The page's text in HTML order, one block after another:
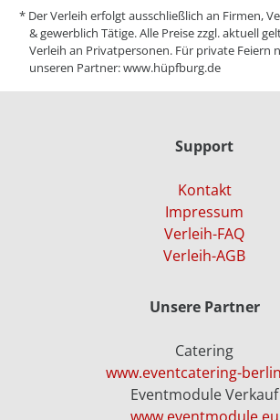
* Der Verleih erfolgt ausschließlich an Firmen,
& gewerblich Tätige. Alle Preise zzgl. aktuell
Verleih an Privatpersonen. Für private Feiern
unseren Partner:www.hüpfburg.de
Support
Kontakt
Impressum
Verleih-FAQ
Verleih-AGB
Unsere Partner
Catering
www.eventcatering-
Eventmodule Verkauf